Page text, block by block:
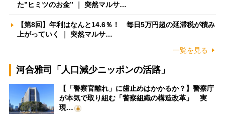
た”ヒミツのお金” ｜ 突然マルサ…
【第8回】年利はなんと14.6％！ 毎日5万円超の延滞税が積み
上がっていく ｜ 突然マルサ…
一覧を見る
河合雅司「人口減少ニッポンの活路」
【「警察官離れ」に歯止めはかかるか？】警察庁
が本気で取り組む「警察組織の構造改革」 実
現…